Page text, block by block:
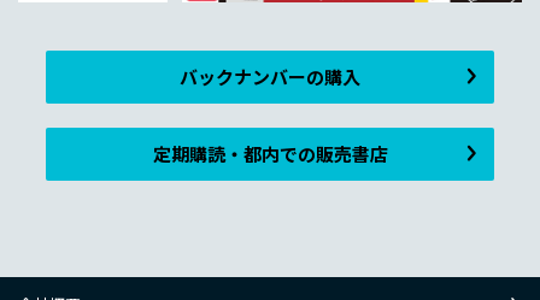
バックナンバーの購入
定期購読・都内での販売書店